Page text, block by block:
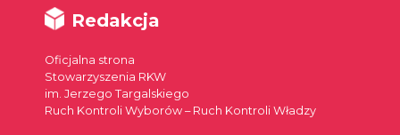
Redakcja
Oficjalna strona
Stowarzyszenia RKW
im. Jerzego Targalskiego
Ruch Kontroli Wyborów – Ruch Kontroli Władzy